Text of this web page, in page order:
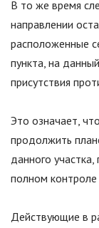
В то же время
направлении
расположенные
пункта, на
присутствия
Это означает,
продолжить
данного
полном
Действующие в